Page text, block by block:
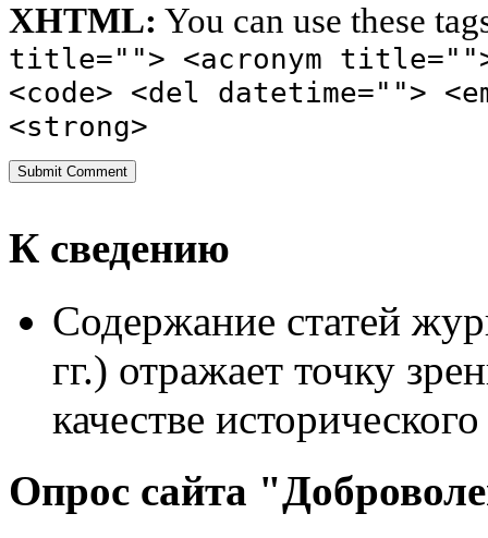
XHTML: You can use these
title=""> <acronym
<code> <del datetime="">
<strong>
К сведению
Содержание статей
гг.) отражает точку
качестве
Опрос сайта